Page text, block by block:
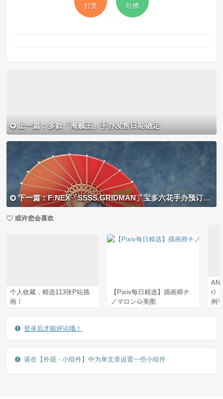
打赏
吐槽
上一篇：多款「海贼王」手办发售日期确定
下一篇：F:NEX「SSSS.GRIDMAN」宝多六花手办预订开启
或许您会喜欢
个人收藏，精选113张P站插
画！
【Pixiv每日精选】插画师チ
ノマロン🌰美图
r》
例
登录后才能评论哦！
请在【外观 - 小组件】中为单文章设置一些小组件